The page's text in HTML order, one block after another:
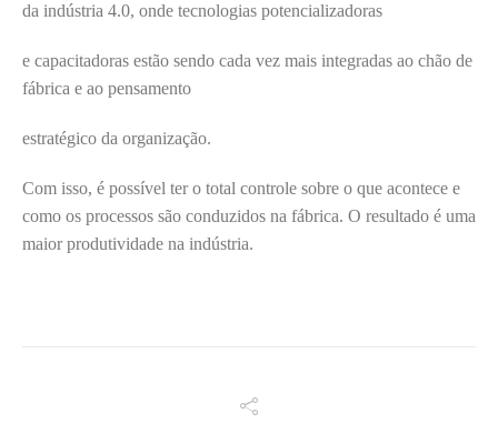
da indústria 4.0, onde tecnologias potencializadoras
e capacitadoras estão sendo cada vez mais integradas ao chão de
fábrica e ao pensamento
estratégico da organização.
Com isso, é possível ter o total controle sobre o que acontece e
como os processos são conduzidos na fábrica. O resultado é uma
maior produtividade na indústria.